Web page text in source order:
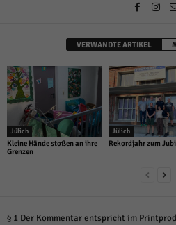
VERWANDTE ARTIKEL
Jülich
Kleine Hände stoßen an ihre
Grenzen
Jülich
Rekordjahr zum
§ 1 Der Kommentar entspricht im